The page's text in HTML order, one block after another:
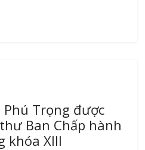
Trọng được
Ban Chấp hành
khóa XIII